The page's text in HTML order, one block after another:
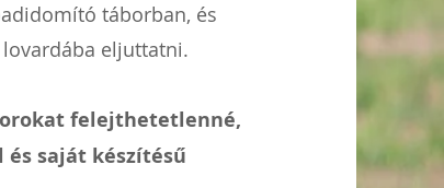
táborban, és
eljuttatni.
felejthetetlenné,
és saját készítésű